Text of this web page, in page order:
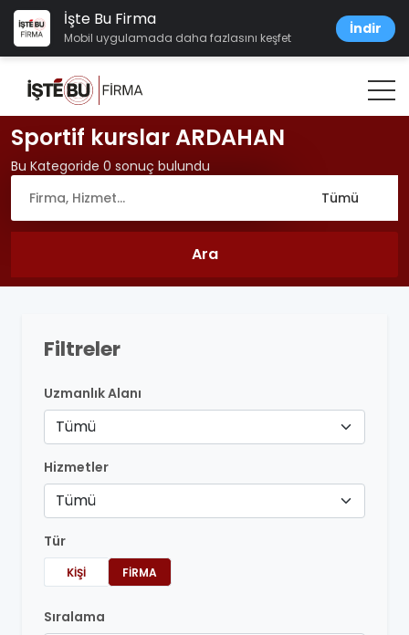
İşte Bu Firma
Mobil uygulamada daha fazlasını keşfet
İndir
Sportif kurslar ARDAHAN
Bu Kategoride 0 sonuç bulundu
Filtreler
Uzmanlık Alanı
Tümü
Hizmetler
Tümü
Tür
KIŞI FIRMA
Sıralama